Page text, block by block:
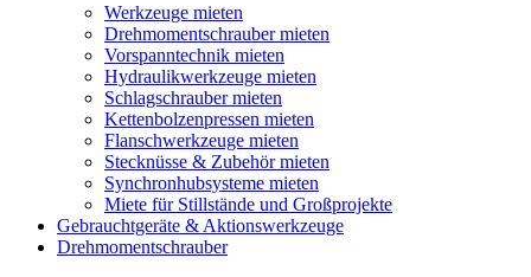
Werkzeuge mieten
Drehmomentschrauber mieten
Vorspanntechnik mieten
Hydraulikwerkzeuge mieten
Schlagschrauber mieten
Kettenbolzenpressen mieten
Flanschwerkzeuge mieten
Stecknüsse & Zubehör mieten
Synchronhubsysteme mieten
Miete für Stillstände und Großprojekte
Gebrauchtgeräte & Aktionswerkzeuge
Drehmomentschrauber